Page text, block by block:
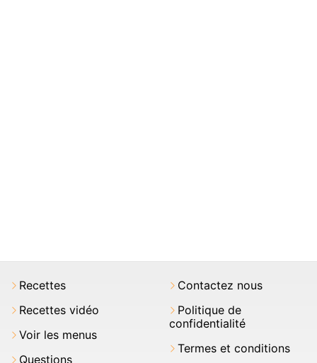
Recettes
Recettes vidéo
Voir les menus
Questions
Contactez nous
Politique de
confidentialité
Termes et conditions